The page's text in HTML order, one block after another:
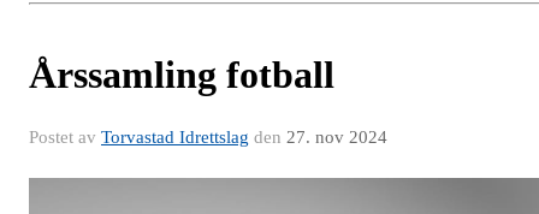
Årssamling fotball
Postet av Torvastad Idrettslag den 27. nov 2024